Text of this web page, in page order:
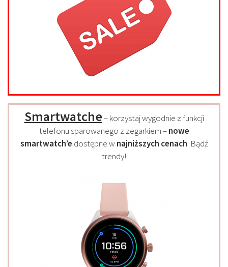
Smartwatche– korzystaj wygodnie z funkcji
telefonu sparowanego z zegarkiem –nowe
smartwatch’e dostępne w najniższych cenach. Bądź
trendy!